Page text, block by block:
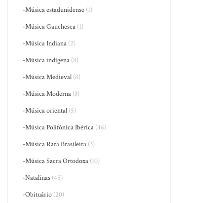
-Música estadunidense (1)
-Música Gauchesca (1)
-Música Indiana (2)
-Música indígena (8)
-Música Medieval (8)
-Música Moderna (3)
-Música oriental (5)
-Música Polifônica Ibérica (46)
-Música Rara Brasileira (3)
-Música Sacra Ortodoxa (10)
-Natalinas (45)
-Obituário (20)